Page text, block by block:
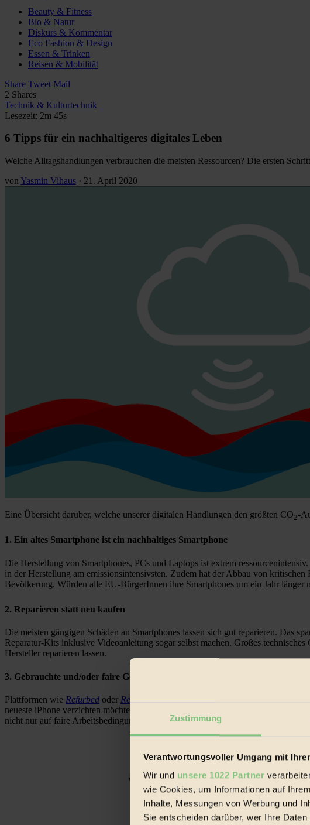
Zustimmung
Verantwortungsvoller Umgang mit
Wir und unsere 1022 Partner
wie Cookies, um Informationen auf
Inhalte, Messungen von Werbung und
Sie entscheiden darüber, wer Ihre
Beauty & Fitness
Bio & Natur
Diskurs & Kommentar
Eco Fashion & Design
Essen & Trinken
Reisen & Mobilität
Share Tweet Mail
2 Shares
Technik & Kulturtechnik
Lesezeit: 2m 45s
6 Tipps für ein nachhaltigeres digitales Leben
Welche Alltagshandlungen verbrauchen die meisten Ressourcen? Die ersten
von Yasmin Vihaus · 21. April 2020
Eine Übersicht darüber, welche unserer digitalen Handlungen den größten CO2-
1. Ein altes Smartphone ist ein nachhaltiges Smartphone
Die Herstellung von Smartphones, PCs und Laptops ist extrem
in der Herstellung am emissionsintensivsten. Zudem hat der Abbau von
Bevölkerung. Würden alle EU-BürgerInnen ihre Smartphones um ein Jahr
2. Reparieren statt neu kaufen
Die meisten gängigen Schäden an Smartphones lassen sich gut reparieren. Das
Reparatur-Kits inklusive Videoanleitung sogar selbst machen. Großes
Hersteller reparieren lassen.
3. Gebrauchte und/oder faire Geräte kaufen
Plattformen wie Refurbed oder Rebuy
bieten generalüberholte Geräte mit
neueste iPhone verzichten möchte, kann oft schon ein halbes Jahr nach
nicht nur auf faire Arbeitsbedingungen, sondern auch auf einen fairen Umgang